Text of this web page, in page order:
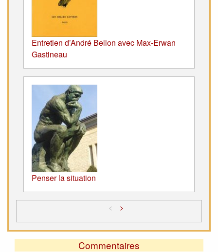
Entretien d’André Bellon avec Max-Erwan
Gastineau
Penser la situation
< >
Commentaires